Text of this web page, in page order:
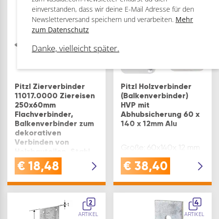
40x110x12mm
ARTIKEL
Pitzl Zierverbinder
11017.0000 Ziereisen
250x60mm
Flachverbinder,
Balkenverbinder zum
dekorativen
Verbinden von
ZiNiP beschichtet
Länge: 250 mm
€ 18,48
ARTIKEL
Pitzl Holzverbinder
(Balkenverbinder)
HVP mit
Abhubsicherung 60 x
140 x 12mm Alu
Größe: 60x140x 12 mm
€ 38,40
2
ARTIKEL
4
ARTIKEL
einverstanden, dass wir deine E-Mail Adresse für den
Newsletterversand speichern und verarbeiten. Mehr
zum Datenschutz
Danke, vielleicht später.